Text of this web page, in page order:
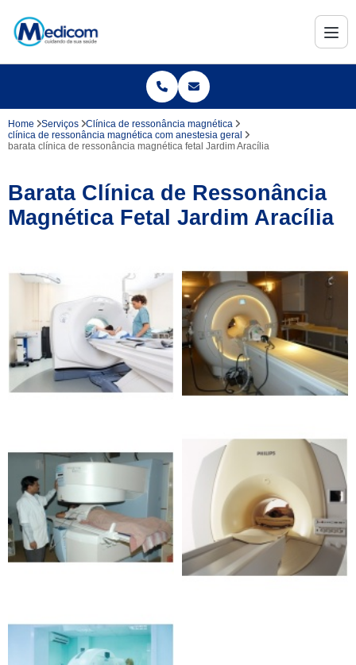
Home Serviços
Clínica de ressonância magnética
clínica de ressonância magnética com anestesia geral
barata clínica de ressonância magnética fetal Jardim Aracília
Barata Clínica de Ressonância
Magnética Fetal Jardim Aracília